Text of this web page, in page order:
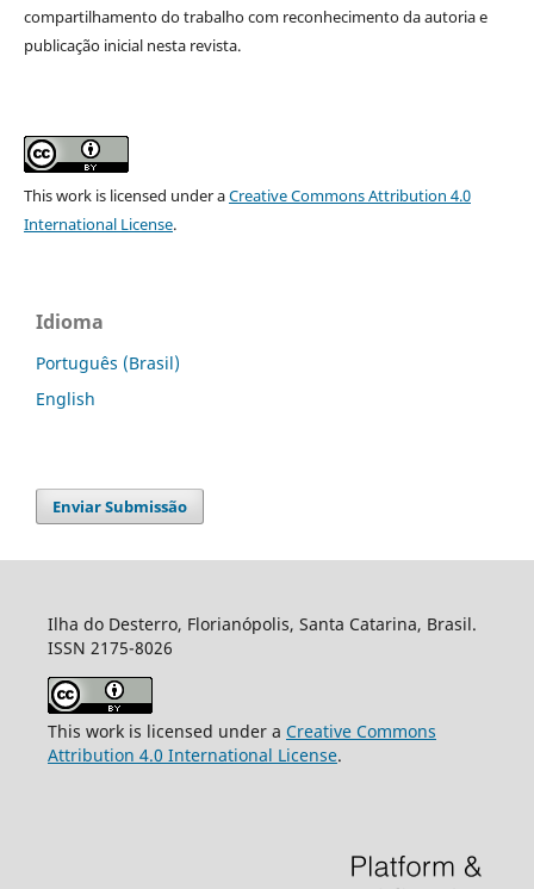
compartilhamento do trabalho com reconhecimento da autoria e
publicação inicial nesta revista.
This work is licensed under aCreative Commons Attribution 4.0
International License.
Idioma
Português (Brasil)
English
Enviar Submissão
Ilha do Desterro, Florianópolis, Santa Catarina, Brasil.
ISSN 2175-8026
This work is licensed under a Creative Commons
Attribution 4.0 International License.